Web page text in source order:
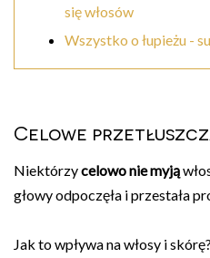
się włosów
Wszystko o łupieżu -
Celowe
Niektórzycelowo nie myją
głowy odpoczęła i przestała
Jak to wpływa na włosy i